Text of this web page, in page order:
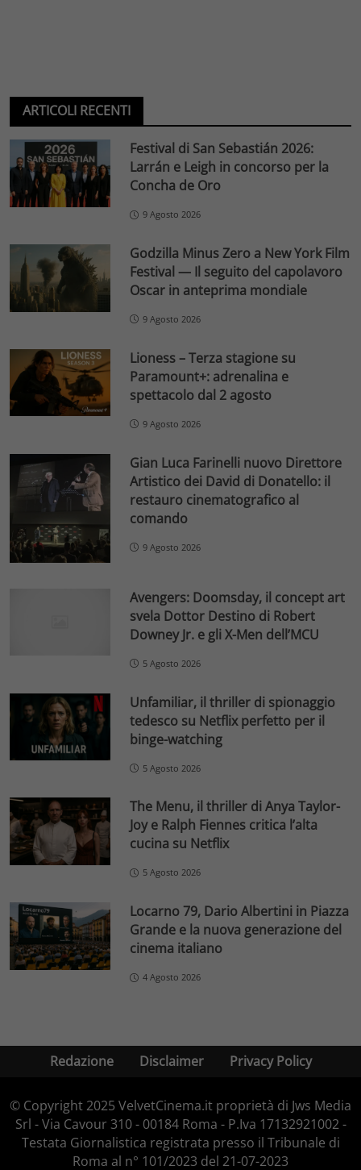
ARTICOLI RECENTI
Festival di San Sebastián 2026:
Larrán e Leigh in concorso per la
Concha de Oro
9 Agosto 2026
Godzilla Minus Zero a New York Film
Festival — Il seguito del capolavoro
Oscar in anteprima mondiale
9 Agosto 2026
Lioness – Terza stagione su
Paramount+: adrenalina e
spettacolo dal 2 agosto
9 Agosto 2026
Gian Luca Farinelli nuovo Direttore
Artistico dei David di Donatello: il
restauro cinematografico al
comando
9 Agosto 2026
Avengers: Doomsday, il concept art
svela Dottor Destino di Robert
Downey Jr. e gli X-Men dell’MCU
5 Agosto 2026
Unfamiliar, il thriller di spionaggio
tedesco su Netflix perfetto per il
binge-watching
5 Agosto 2026
The Menu, il thriller di Anya Taylor-
Joy e Ralph Fiennes critica l’alta
cucina su Netflix
5 Agosto 2026
Locarno 79, Dario Albertini in Piazza
Grande e la nuova generazione del
cinema italiano
4 Agosto 2026
Redazione Disclaimer Privacy Policy
© Copyright 2025 VelvetCinema.it proprietà di Jws Media
Srl - Via Cavour 310 - 00184 Roma - P.Iva 17132921002 -
Testata Giornalistica registrata presso il Tribunale di
Roma al n° 101/2023 del 21-07-2023